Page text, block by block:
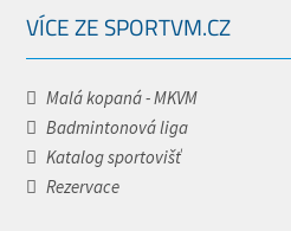
VÍCE ZE SPORTVM.CZ
Malá kopaná - MKVM
Badmintonová liga
Katalog sportovišť
Rezervace